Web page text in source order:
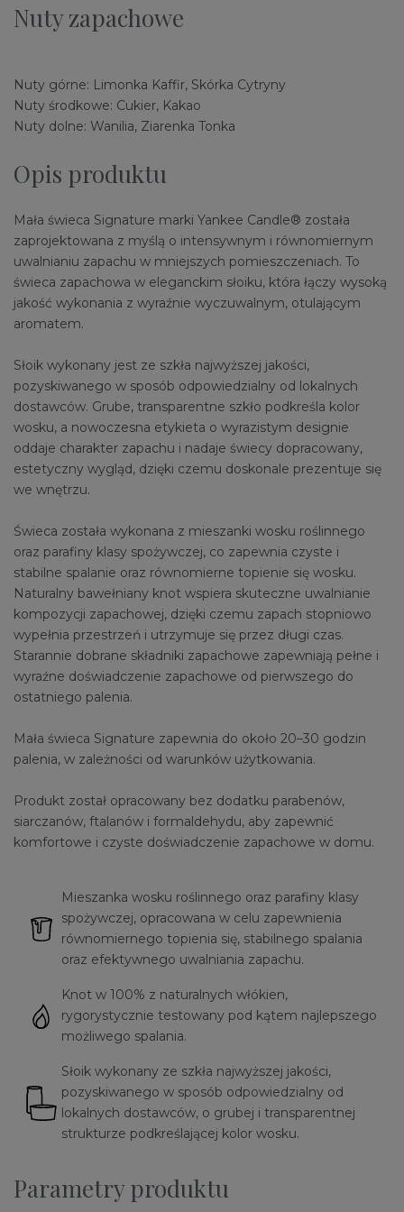
Nuty zapachowe
Nuty górne: Limonka Kaffir, Skórka Cytryny
Nuty środkowe: Cukier, Kakao
Nuty dolne: Wanilia, Ziarenka Tonka
Opis produktu
Mała świeca Signature marki Yankee Candle® została
zaprojektowana z myślą o intensywnym i równomiernym
uwalnianiu zapachu w mniejszych pomieszczeniach. To
świeca zapachowa w eleganckim słoiku, która łączy wysoką
jakość wykonania z wyraźnie wyczuwalnym, otulającym
aromatem.
Słoik wykonany jest ze szkła najwyższej jakości,
pozyskiwanego w sposób odpowiedzialny od lokalnych
dostawców. Grube, transparentne szkło podkreśla kolor
wosku, a nowoczesna etykieta o wyrazistym designie
oddaje charakter zapachu i nadaje świecy dopracowany,
estetyczny wygląd, dzięki czemu doskonale prezentuje się
we wnętrzu.
Świeca została wykonana z mieszanki wosku roślinnego
oraz parafiny klasy spożywczej, co zapewnia czyste i
stabilne spalanie oraz równomierne topienie się wosku.
Naturalny bawełniany knot wspiera skuteczne uwalnianie
kompozycji zapachowej, dzięki czemu zapach stopniowo
wypełnia przestrzeń i utrzymuje się przez długi czas.
Starannie dobrane składniki zapachowe zapewniają pełne i
wyraźne doświadczenie zapachowe od pierwszego do
ostatniego palenia.
Mała świeca Signature zapewnia do około 20–30 godzin
palenia, w zależności od warunków użytkowania.
Produkt został opracowany bez dodatku parabenów,
siarczanów, ftalanów i formaldehydu, aby zapewnić
komfortowe i czyste doświadczenie zapachowe w domu.
Mieszanka wosku roślinnego oraz parafiny klasy
spożywczej, opracowana w celu zapewnienia
równomiernego topienia się, stabilnego spalania
oraz efektywnego uwalniania zapachu.
Knot w 100% z naturalnych włókien,
rygorystycznie testowany pod kątem najlepszego
możliwego spalania.
Słoik wykonany ze szkła najwyższej jakości,
pozyskiwanego w sposób odpowiedzialny od
lokalnych dostawców, o grubej i transparentnej
strukturze podkreślającej kolor wosku.
Parametry produktu